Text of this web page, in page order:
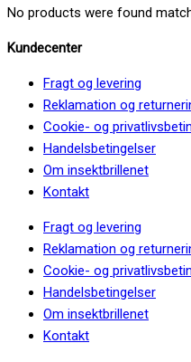
No products were found
Kundecenter
Fragt og levering
Reklamation og
Cookie- og
Handelsbetingelser
Om insektbrillenet
Kontakt
Fragt og levering
Reklamation og
Cookie- og
Handelsbetingelser
Om insektbrillenet
Kontakt